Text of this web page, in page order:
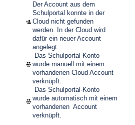
Der Account aus dem
Schulportal konnte in der
Cloud nicht gefunden
werden. In der Cloud wird
dafür ein neuer Account
angelegt.
Das Schulportal-Konto
wurde manuell mit einem
vorhandenen Cloud Account
verknüpft.
Das Schulportal-Konto
wurde automatisch mit einem
vorhandenen Account
verknüpft.